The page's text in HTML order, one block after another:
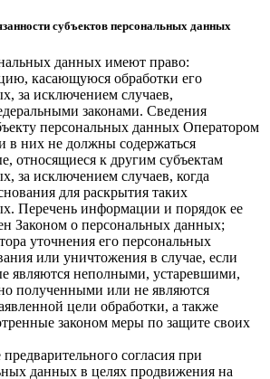
субъектов персональных данных
данных имеют право:
касающуюся обработки его
за исключением случаев,
законами. Сведения
персональных данных Оператором
в них не должны содержаться
относящиеся к другим субъектам
за исключением случаев, когда
для раскрытия таких
Перечень информации и порядок ее
Законом о персональных данных;
уточнения его персональных
или уничтожения в случае, если
являются неполными, устаревшими,
полученными или не являются
цели обработки, а также
законом меры по защите своих
согласия при
данных в целях продвижения на